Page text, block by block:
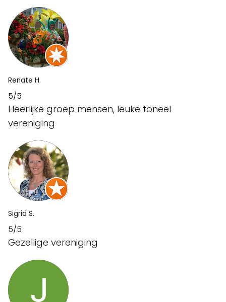
Renate H.
5/5
Heerlijke groep mensen, leuke toneel
vereniging
Sigrid S.
5/5
Gezellige vereniging